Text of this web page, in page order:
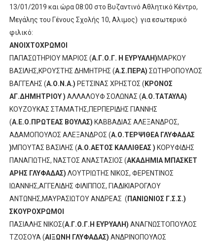
13/01/2019 και ώρα 08:00 στο Βυζαντινό Αθλητικό Κέντρο,
Μεγάλης του Γένους Σχολής 10, Αλιμος) για εσωτερικό
φιλικό:
ΑΝΟΙΧΤΟΧΡΩΜΟΙ
ΠΑΠΑΣΩΤΗΡΙΟΥ ΜΑΡΙΟΣ (Α.Γ.Ο.Γ. Η ΕΥΡΥΑΛΗ)ΜΑΡΚΟΥ
ΒΑΣΙΛΗΣ,ΚΡΟΥΣΤΗΣ ΔΗΜΗΤΡΗΣ (Α.Σ.ΠΕΡΑ) ΣΩΤΗΡΟΠΟΥΛΟΣ
ΒΑΓΓΕΛΗΣ (Α.Ο.Ν.Α.) ΡΕΤΣΙΝΑΣ ΧΡΗΣΤΟΣ ( ΚΡΟΝΟΣ
ΑΓ.ΔΗΜΗΤΡΙΟΥ ) ΑΛΛΑΛΟΥΦ ΣΟΛΩΝΑΣ (Α.Ο.ΤΑΤΑΥΛΑ)
ΚΟΥΖΟΥΚΑΣ ΣΤΑΜΑΤΗΣ,ΠΕΡΠΕΡΙΔΗΣ ΓΙΑΝΝΗΣ
(Α.Ε.Ο.ΠΡΩΤΕΑΣ ΒΟΥΛΑΣ) ΚΑΒΒΑΔΙΑΣ ΑΛΕΞΑΝΔΡΟΣ,
ΑΔΑΜΟΠΟΥΛΟΣ ΑΛΕΞΑΝΔΡΟΣ (Α.Ο.ΤΕΡΨΙΘΕΑ ΓΛΥΦΑΔΑΣ
)ΜΠΟΥΤΑΣ ΒΑΣΙΛΗΣ (Α.Ο.ΑΕΤΟΣ ΚΑΛΛΙΘΕΑΣ ) ΚΟΡΥΦΙΔΗΣ
ΠΑΝΑΓΙΩΤΗΣ, ΝΑΣΤΟΣ ΑΝΑΣΤΑΣΙΟΣ (ΑΚΑΔΗΜΙΑ ΜΠΑΣΚΕΤ
ΑΡΗΣ ΓΛΥΦΑΔΑΣ) ΛΟΥΤΡΙΩΤΗΣ ΝΙΚΟΣ, ΦΕΡΕΝΤΙΝΟΣ
ΙΩΑΝΝΗΣ,ΑΓΓΕΛΙΔΗΣ ΦΙΛΙΠΠΟΣ, ΓΙΑΔΙΚΙΑΡΟΓΛΟΥ
ΑΝΤΩΝΗΣ,ΜΑΥΡΑΣΙΩΤΟΥ ΑΝΔΡΕΑΣ ( ΠΑΝΙΩΝΙΟΣ Γ.Σ.Σ.)
ΣΚΟΥΡΟΧΡΩΜΟΙ
ΠΑΣΙΑΛΗΣ ΝΙΚΟΣ(Α.Γ.Ο.Γ.Η ΕΥΡΥΑΛΗ) ΑΝΑΓΝΩΣΤΟΠΟΥΛΟΣ
ΤΖΟΣΟΥΑ (ΑΙΞΩΝΗ ΓΛΥΦΑΔΑΣ) ΑΝΔΡΙΝΟΠΟΥΛΟΣ